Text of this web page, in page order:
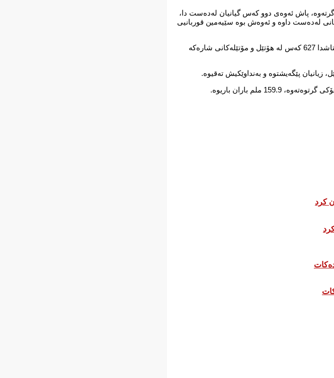
گرتەوە، پاش ئەوەی دوو کەس گیانیان لەدەست دا،
گیانی لەدەست داوە و ئەوەش بوە سێیەمین قوربانیی
وتیشى: هەر بەهۆى لافاوەکەى دوێنێوە 11 کەس بریندار بون و 120 ی دیکەیش لە مەترسی رزگار کراون، لە ئێستاشدا 627 کەس لە هۆتێل و مۆتێلەکانى شارەکە
ملم باران باریوە.